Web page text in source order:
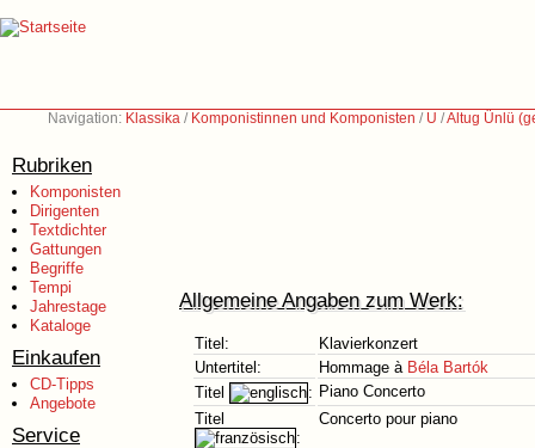
Navigation: Klassika / Komponistinnen und Komponisten / U /Altug Ünlü
Rubriken
Komponisten
Dirigenten
Textdichter
Gattungen
Begriffe
Tempi
Jahrestage
Kataloge
Einkaufen
CD-Tipps
Angebote
Service
Allgemeine Angaben zum Werk:
Titel:
Klavierkonzert
Untertitel:
Hommage à Béla Bartók
Titel
: Piano Concerto
Titel
:
Concerto pour piano